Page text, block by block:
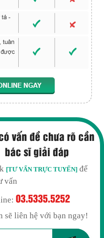
vấn đề chưa rõ cần
bác sĩ giải đáp
[TƯ VẤN TRỰC TUYẾN] để
vấn
03.5335.5252
sẽ liên hệ với bạn ngay!